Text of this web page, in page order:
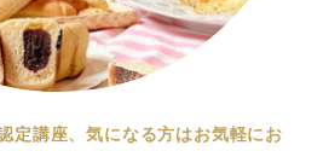
定講座、気になる方はお気軽にお